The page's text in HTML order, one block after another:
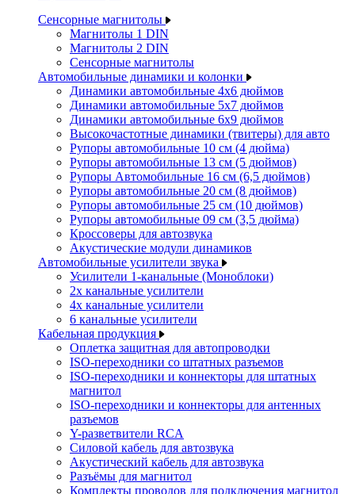
Сенсорные магнитолы
Магнитолы 1 DIN
Магнитолы 2 DIN
Сенсорные магнитолы
Автомобильные динамики и колонки
Динамики автомобильные 4x6 дюймов
Динамики автомобильные 5x7 дюймов
Динамики автомобильные 6x9 дюймов
Высокочастотные динамики (твитеры) для авто
Рупоры автомобильные 10 см (4 дюйма)
Рупоры автомобильные 13 см (5 дюймов)
Рупоры Автомобильные 16 см (6,5 дюймов)
Рупоры автомобильные 20 см (8 дюймов)
Рупоры автомобильные 25 см (10 дюймов)
Рупоры автомобильные 09 см (3,5 дюйма)
Кроссоверы для автозвука
Акустические модули динамиков
Автомобильные усилители звука
Усилители 1-канальные (Моноблоки)
2х канальные усилители
4х канальные усилители
6 канальные усилители
Кабельная продукция
Оплетка защитная для автопроводки
ISO-переходники со штатных разъемов
ISO-переходники и коннекторы для штатных
магнитол
ISO-переходники и коннекторы для антенных
разъемов
Y-разветвители RCA
Силовой кабель для автозвука
Акустический кабель для автозвука
Разъёмы для магнитол
Комплекты проводов для подключения магнитол